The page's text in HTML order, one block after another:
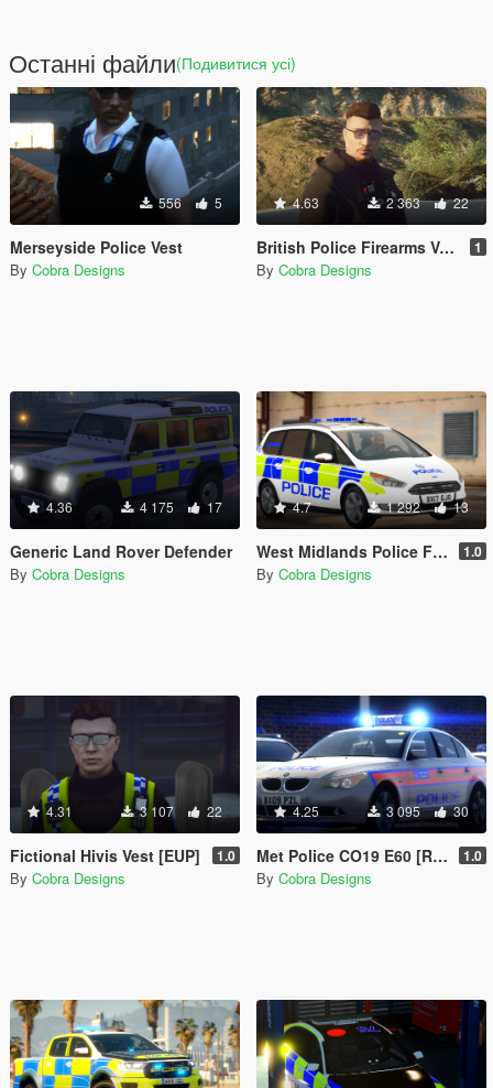
Останні файли(Подивитися усі)
556 5
Merseyside Police Vest
By Cobra Designs
4.63 2 363 22
British Police Firearms Vest [EUP] 1
By Cobra Designs
4.36 4 175 17
Generic Land Rover Defender
By Cobra Designs
4.7 1 292 13
West Midlands Police Ford Galaxy [Replace | ELS] 1.0
By Cobra Designs
4.31 3 107 22
Fictional Hivis Vest [EUP] 1.0
By Cobra Designs
4.25 3 095 30
Met Police CO19 E60 [Replace | ELS] 1.0
By Cobra Designs